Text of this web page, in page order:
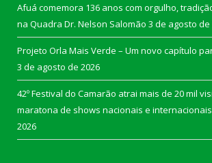
Afuá comemora 136 anos com orgulho,
na Quadra Dr. Nelson Salomão 3 de agosto de
Projeto Orla Mais Verde – Um novo capítulo
3 de agosto de 2026
42º Festival do Camarão atrai mais de 20 mil
maratona de shows nacionais e internacionais
2026